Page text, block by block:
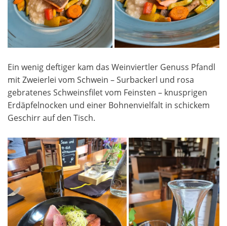
Ein wenig deftiger kam das Weinviertler Genuss Pfandl
mit Zweierlei vom Schwein – Surbackerl und rosa
gebratenes Schweinsfilet vom Feinsten – knusprigen
Erdäpfelnocken und einer Bohnenvielfalt in schickem
Geschirr auf den Tisch.